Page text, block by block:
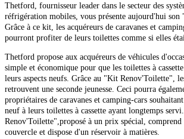
Thetford, fournisseur leader dans le secteur des
réfrigération mobiles, vous présente aujourd'hui son
Grâce à ce kit, les acquéreurs de caravanes et
pourront profiter de leurs toilettes comme si elles
Thetford propose aux acquéreurs de véhicules
simple et économique pour que les toilettes à
leurs aspects neufs. Grâce au "Kit Renov'Toilette",
retrouvent une seconde jeunesse. Ceci pourra
propriétaires de caravanes et camping-cars
neuf à leurs toilettes à cassette ayant longtemps
Renov'Toilette",proposé à un prix spécial, comprend
couvercle et dispose d'un réservoir à matières.